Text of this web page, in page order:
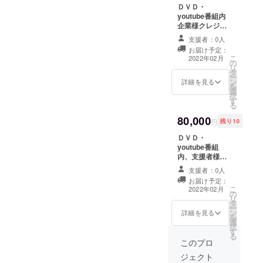
ＤＶＤ・
youtube番組内
企業様クレジッ
ト ※クレジット
掲載させて頂く
リターンにつき
まして、支援
時、必ず備考欄
にご希望のお名
支援者：0人
お届け予定：
2022年02月
詳細を見る
こ
の
リ
タ
ー
ン
を
選
択
す
る
80,000円 残り10
ＤＶＤ・
youtube番組
内、支援者様の
ペットCM 支援
者様の素敵な
ペットのCM(約
15秒)を制作し、
ＤＶＤ・
youtube番組で
のお写真が必要
になります。
支援者：0人
お届け予定：
2022年02月
詳細を見る
こ
の
リ
タ
ー
ン
を
選
択
す
る
このプロ
ジェクト